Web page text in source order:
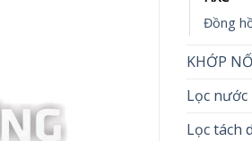
Đồng
KHỚP
Lọc
Lọc tách